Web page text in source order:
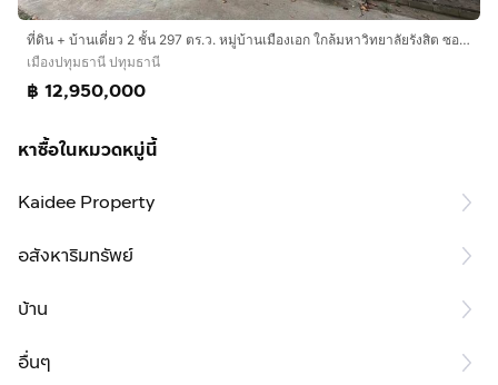
ที่ดิน + บ้านเดี่ยว 2 ชั้น 297 ตร.ว. หมู่บ้านเมืองเอก ใกล้มหาวิทยาลัยรังสิต ซอยเอกทักษิณ4 ถนนพหลโยธิน ถนนกำแพงเพชร6 เมืองปทุมธานี ปทุมธานี
เมืองปทุมธานี ปทุมธานี
฿ 12,950,000
หาซื้อในหมวดหมู่นี้
Kaidee Property
อสังหาริมทรัพย์
บ้าน
อื่นๆ